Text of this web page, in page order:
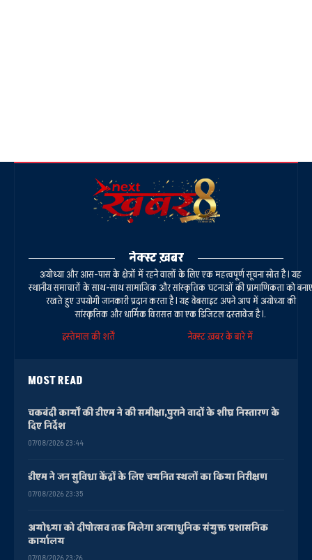
नेक्स्ट ख़बर
अयोध्या और आस-पास के क्षेत्रों में रहने वालों के लिए एक महत्वपूर्ण सूचना स्रोत है। यह
स्थानीय समाचारों के साथ-साथ सामाजिक और सांस्कृतिक घटनाओं की प्रामाणिकता को बनाए
रखते हुए उपयोगी जानकारी प्रदान करता है। यह वेबसाइट अपने आप में अयोध्या की
सांस्कृतिक और धार्मिक विरासत का एक डिजिटल दस्तावेज है।.
इस्तेमाल की शर्तें
नेक्स्ट ख़बर के बारे में
MOST READ
चकबंदी कार्यों की डीएम ने की समीक्षा,पुराने वादों के शीघ्र निस्तारण के
दिए निर्देश
07/08/2026 23:44
डीएम ने जन सुविधा केंद्रों के लिए चयनित स्थलों का किया निरीक्षण
07/08/2026 23:35
अयोध्या को दीपोत्सव तक मिलेगा अत्याधुनिक संयुक्त प्रशासनिक
कार्यालय